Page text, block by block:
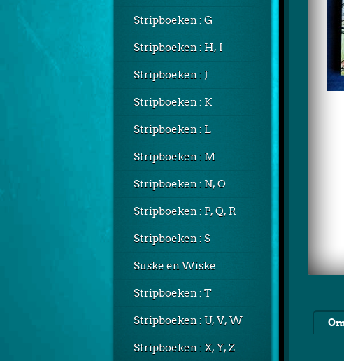
Stripboeken : G
Stripboeken : H, I
Stripboeken : J
Stripboeken : K
Stripboeken : L
Stripboeken : M
Stripboeken : N, O
Stripboeken : P, Q, R
Stripboeken : S
Suske en Wiske
Stripboeken : T
Stripboeken : U, V, W
Stripboeken : X, Y, Z